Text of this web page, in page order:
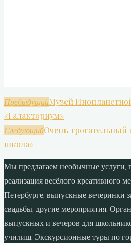
ПредыдущийМузей
«Галакториум»
СледующийОчень трогательный
школа»
Мы предлагаем необычные услуги,
реализация весёлого креативного
Петербурге, выпускные вечеринки
свадьбы, другие мероприятия.
выпускных и вечеров для
училищ. Экскурсионные туры по